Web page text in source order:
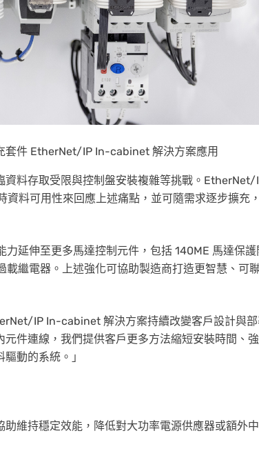
套件 EtherNet/IP In-cabinet 解決方案應用
料存取受限與控制盤安裝複雜等挑戰。EtherNet/
料可用性來回應上述痛點，並可隨需求逐步擴充
延伸至更多馬達控制元件，包括 140ME 馬達保護
繼電器。上述強化可協助製造商打造更智慧、可
IP In-cabinet 解決方案持續改變客戶設計與
件連線，我們提供客戶更多方法縮短安裝時間、
動的系統。」
助維持穩定效能，降低對大功率電源供應器或額外